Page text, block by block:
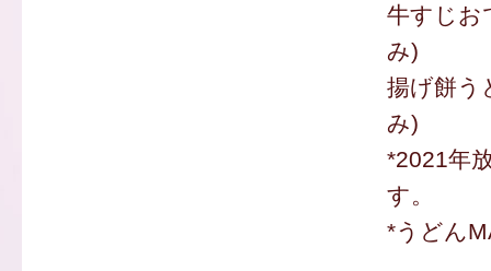
牛すじお
み)
揚げ餅う
み)
*2021年
す。
*うどん